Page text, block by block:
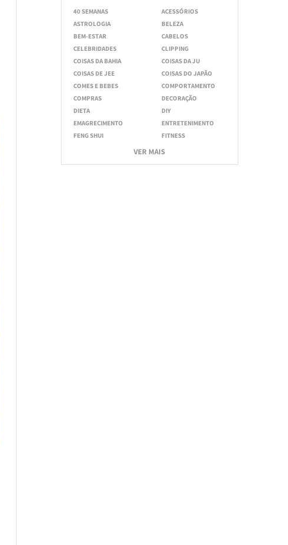
40 SEMANAS
ACESSÓRIOS
ASTROLOGIA
BELEZA
BEM-ESTAR
CABELOS
CELEBRIDADES
CLIPPING
COISAS DA BAHIA
COISAS DA JU
COISAS DE JEE
COISAS DO JAPÃO
COMES E BEBES
COMPORTAMENTO
COMPRAS
DECORAÇÃO
DIETA
DIY
EMAGRECIMENTO
ENTRETENIMENTO
FENG SHUI
FITNESS
VER MAIS